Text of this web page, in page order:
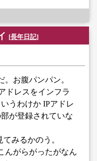
[長年日記]
。お腹パンパン。
ドレスをインフラ
うわけか IPアドレ
が登録されていな
みるかのう。
んがらがったがなん